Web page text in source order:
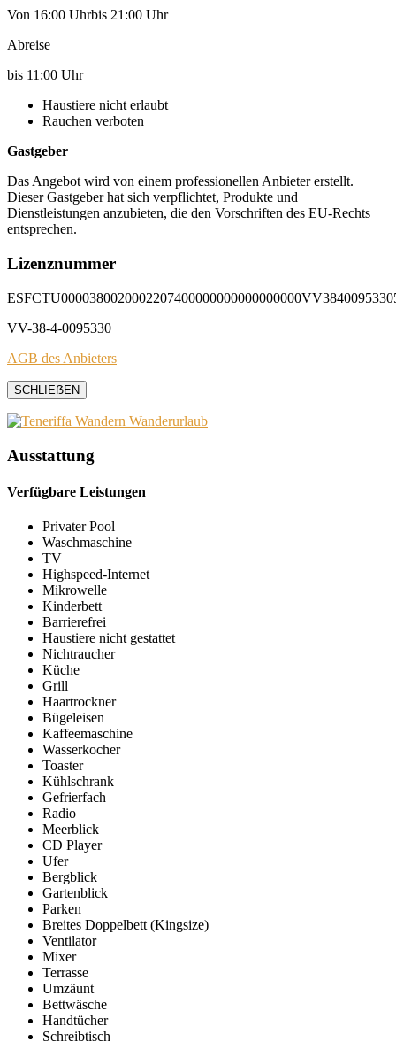
Von 16:00 Uhrbis 21:00 Uhr
Abreise
bis 11:00 Uhr
Haustiere nicht erlaubt
Rauchen verboten
Gastgeber
Das Angebot wird von einem professionellen Anbieter erstellt.
Dieser Gastgeber hat sich verpflichtet, Produkte und
Dienstleistungen anzubieten, die den Vorschriften des EU-Rechts
entsprechen.
Lizenznummer
VV-38-4-0095330
AGB des Anbieters
SCHLIEẞEN
Ausstattung
Verfügbare Leistungen
Privater Pool
Waschmaschine
TV
Highspeed-Internet
Mikrowelle
Kinderbett
Barrierefrei
Haustiere nicht gestattet
Nichtraucher
Küche
Grill
Haartrockner
Bügeleisen
Kaffeemaschine
Wasserkocher
Toaster
Kühlschrank
Gefrierfach
Radio
Meerblick
CD Player
Ufer
Bergblick
Gartenblick
Parken
Breites Doppelbett (Kingsize)
Ventilator
Mixer
Terrasse
Umzäunt
Bettwäsche
Handtücher
Schreibtisch